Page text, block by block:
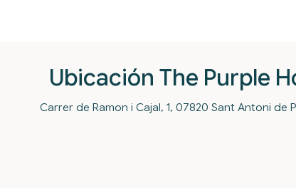
Ubicación The Purple
Carrer de Ramon i Cajal, 1, 07820 Sant Antoni de